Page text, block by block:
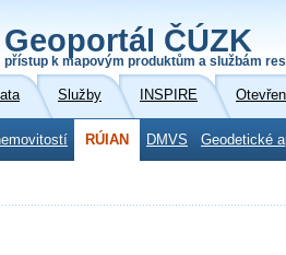
Geoportál ČÚZK
přístup k mapovým produktům a službám
Služby INSPIRE
RÚIAN DMVS Geodetické